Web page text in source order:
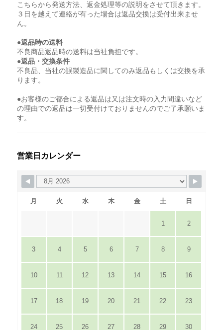
こちらから発送方法、返金処理等の説明をさせて頂きます。
３日を越えて連絡が有った場合は返品交換は受付出来ませ
ん。
●返品時の送料
不良商品返品時の送料は当社負担です。
●返品・交換条件
不良品、当社の誤製造品に関してのみ返品もしくは交換を承
ります。
●お客様のご都合による返品は又は注文時の入力間違いなど
の理由での返品は一切受付けておりませんのでご了承願いま
す。
営業日カレンダー
月 火 水 木 金 土 日
1 2
3 4 5 6 7 8 9
10 11 12 13 14 15 16
17 18 19 20 21 22 23
24 25 26 27 28 29 30